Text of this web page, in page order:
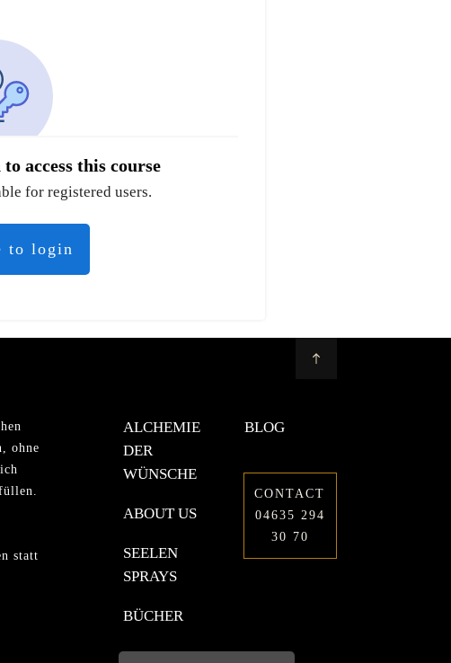
access this course
for registered users.
to login
ohne
statt
ALCHEMIE
DER
WÜNSCHE
ABOUT US
SEELEN
SPRAYS
BÜCHER
BLOG
CONTACT
04635 294
30 70